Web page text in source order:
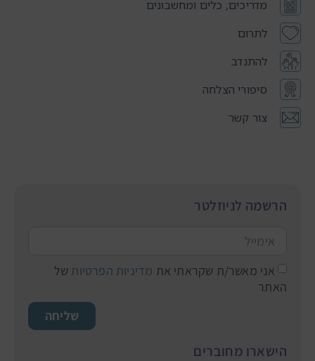
מדריכים, כלים ומחשבונים
לתרום
להתנדב
סיפורי הצלחה
צור קשר
הרשמה לניוזלטר
אני מאשר/ת שקראתי את מדיניות הפרטיות של
האתר
שליחה
הישארו מחוברים